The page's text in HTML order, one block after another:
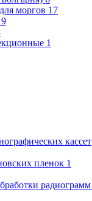
моргов 17
9
1
кассет
пленок 1
радиограмм